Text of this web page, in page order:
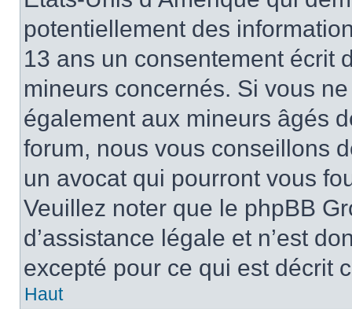
potentiellement des
13 ans un consentement écrit
mineurs concernés. Si vous
également aux mineurs âgés
forum, nous vous conseillons
un avocat qui pourront vous
Veuillez noter que le phpBB
d’assistance légale et n’est
excepté pour ce qui est décrit
Haut